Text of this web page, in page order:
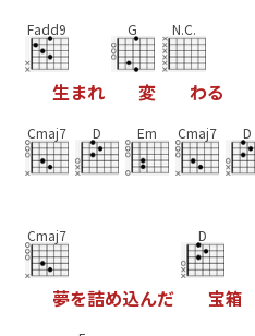
Fadd9
生まれ
G
変
N.C.
わる
Cmaj7 D Em Cmaj7 D
Cmaj7
夢を詰め込んだ
D
宝箱